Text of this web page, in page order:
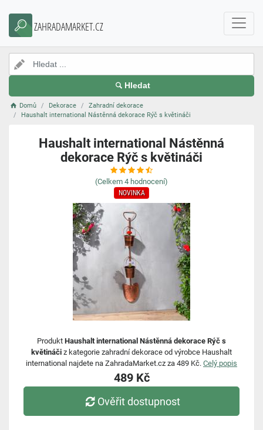
ZAHRADAMARKET.CZ
Hledat
Domů Dekorace
Zahradní dekorace
Haushalt international Nástěnná dekorace Rýč s květináči
Haushalt international Nástěnná
dekorace Rýč s květináči
(Celkem 4 hodnocení)
NOVINKA
Produkt Haushalt international Nástěnná dekorace Rýč s
květináči z kategorie zahradní dekorace od výrobce Haushalt
international najdete na ZahradaMarket.cz za 489 Kč. Celý popis
489 Kč
Ověřit dostupnost